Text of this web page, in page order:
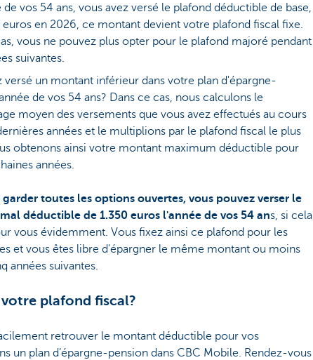
de vos 54 ans, vous avez versé le plafond déductible de base,
euros en 2026, ce montant devient votre plafond fiscal fixe.
vous ne pouvez plus opter pour le plafond majoré pendant
suivantes.
versé un montant inférieur dans votre plan d'épargne-
de vos 54 ans? Dans ce cas, nous calculons le
moyen des versements que vous avez effectués au cours
années et le multiplions par le plafond fiscal le plus
obtenons ainsi votre montant maximum déductible pour
années.
garder toutes les options ouvertes, vous pouvez verser le
déductible de 1.350 euros l'année de vos 54 ans, si cela
vous évidemment. Vous fixez ainsi ce plafond pour les
et vous êtes libre d'épargner le même montant ou moins
années suivantes.
plafond fiscal?
retrouver le montant déductible pour vos
un plan d’épargne-pension dans CBC Mobile. Rendez-vous